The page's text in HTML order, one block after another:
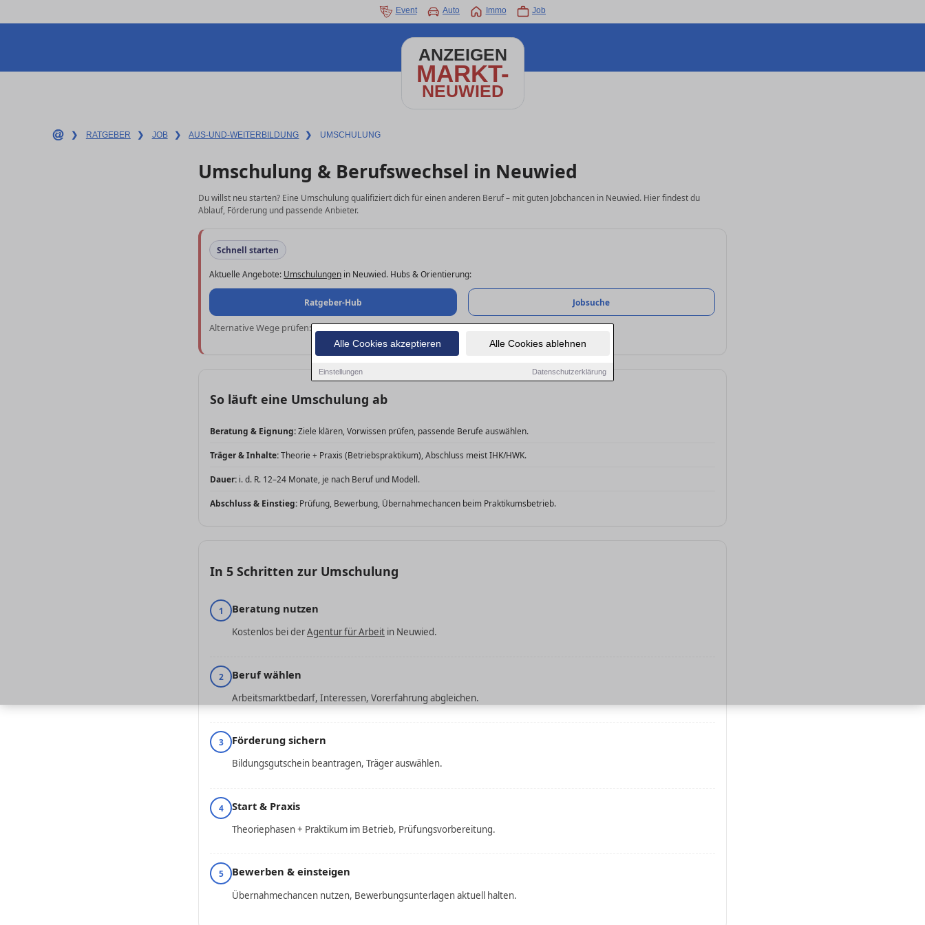
Alle Cookies akzeptieren Alle Cookies ablehnen
Einstellungen Datenschutzerklärung
Event Auto Immo Job
ANZEIGEN
MARKT-
NEUWIED
❯ RATGEBER ❯ JOB ❯ AUS-UND-WEITERBILDUNG ❯ UMSCHULUNG
Umschulung & Berufswechsel in Neuwied
Du willst neu starten? Eine Umschulung qualifiziert dich für einen anderen Beruf – mit guten Jobchancen in Neuwied. Hier findest du
Ablauf, Förderung und passende Anbieter.
Schnell starten
Aktuelle Angebote: Umschulungen in Neuwied. Hubs & Orientierung:
Ratgeber-Hub Jobsuche
Alternative Wege prüfen:Quereinstieg.
So läuft eine Umschulung ab
Beratung & Eignung:Ziele klären, Vorwissen prüfen, passende Berufe auswählen.
Träger & Inhalte:Theorie + Praxis (Betriebspraktikum), Abschluss meist IHK/HWK.
Dauer: i. d. R. 12–24 Monate, je nach Beruf und Modell.
Abschluss & Einstieg: Prüfung, Bewerbung, Übernahmechancen beim Praktikumsbetrieb.
In 5 Schritten zur Umschulung
1 Beratung nutzen
Kostenlos bei derAgentur für Arbeit in Neuwied.
2 Beruf wählen
Arbeitsmarktbedarf, Interessen, Vorerfahrung abgleichen.
3 Förderung sichern
Bildungsgutschein beantragen, Träger auswählen.
4 Start & Praxis
Theoriephasen + Praktikum im Betrieb, Prüfungsvorbereitung.
5 Bewerben & einsteigen
Übernahmechancen nutzen, Bewerbungsunterlagen aktuell halten.